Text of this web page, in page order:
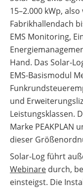
15–2.000 kWp,
Fabrikhallendach
EMS Monitoring,
Hand. Das Solar-
EMS-Basismodul
und
Leistungsklassen.
Marke PEAKPLAN
dieser
Solar-Log führt
Webinare durch,
einsteigst. Die